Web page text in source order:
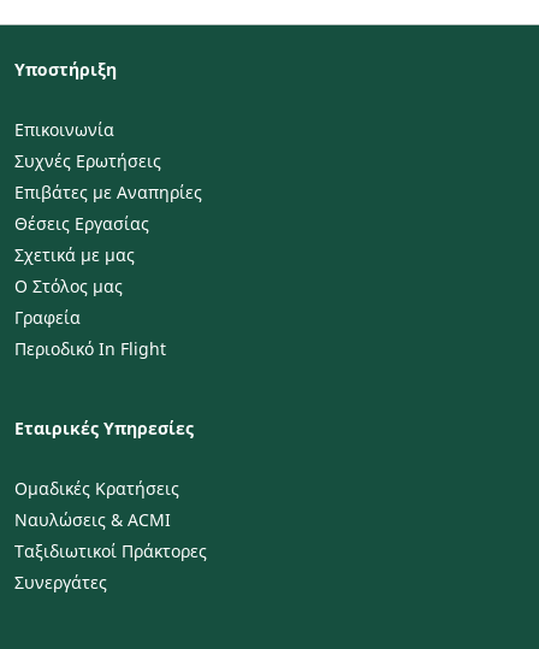
Υποστήριξη
Επικοινωνία
Συχνές Ερωτήσεις
Επιβάτες με Αναπηρίες
Θέσεις Εργασίας
Σχετικά με μας
Ο Στόλος μας
Γραφεία
Περιοδικό In Flight
Εταιρικές Υπηρεσίες
Ομαδικές Κρατήσεις
Ναυλώσεις & ACMI
Ταξιδιωτικοί Πράκτορες
Συνεργάτες